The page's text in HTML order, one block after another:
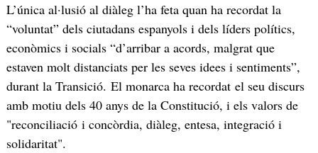
L’única al·lusió al diàleg l’ha feta quan ha recordat la
“voluntat” dels ciutadans espanyols i dels líders polítics,
econòmics i socials “d’arribar a acords, malgrat que
estaven molt distanciats per les seves idees i sentiments”,
durant la Transició. El monarca ha recordat el seu discurs
amb motiu dels 40 anys de la Constitució, i els valors de
"reconciliació i concòrdia, diàleg, entesa, integració i
solidaritat".